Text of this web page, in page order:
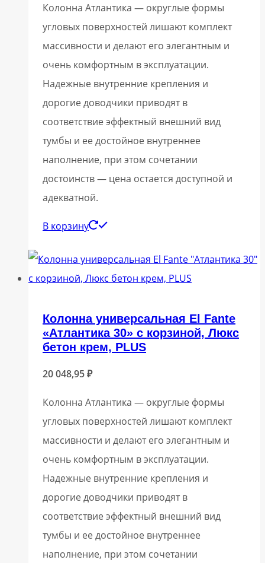
Колонна Атлантика — округлые формы
угловых поверхностей лишают комплект
массивности и делают его элегантным и
очень комфортным в эксплуатации.
Надежные внутренние крепления и
дорогие доводчики приводят в
соответствие эффектный внешний вид
тумбы и ее достойное внутреннее
наполнение, при этом сочетании
достоинств — цена остается доступной и
адекватной.
В корзину
Колонна универсальная El Fante
«Атлантика 30» с корзиной, Люкс
бетон крем, PLUS
20 048,95₽
Колонна Атлантика — округлые формы
угловых поверхностей лишают комплект
массивности и делают его элегантным и
очень комфортным в эксплуатации.
Надежные внутренние крепления и
дорогие доводчики приводят в
соответствие эффектный внешний вид
тумбы и ее достойное внутреннее
наполнение, при этом сочетании